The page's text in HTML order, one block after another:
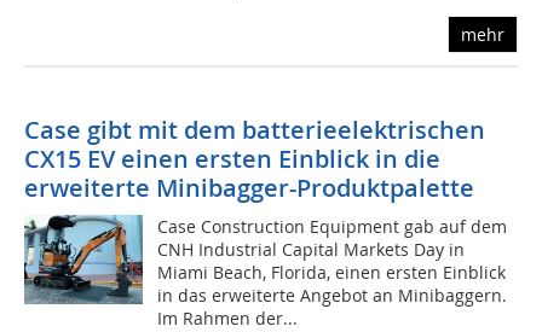
mehr
Case gibt mit dem batterieelektrischen
CX15 EV einen ersten Einblick in die
erweiterte Minibagger-Produktpalette
Case Construction Equipment gab auf dem
CNH Industrial Capital Markets Day in
Miami Beach, Florida, einen ersten Einblick
in das erweiterte Angebot an Minibaggern.
Im Rahmen der...